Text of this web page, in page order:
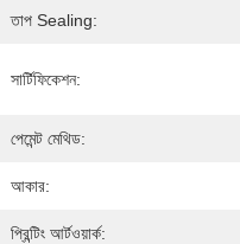
তাপ Sealing:
সার্টিফিকেশন:
পেমেন্ট মেথিড:
আকার:
প্রিন্টিং আর্টওয়ার্ক: